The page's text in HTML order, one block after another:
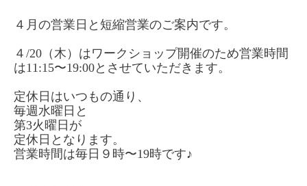
４月の営業日と短縮営業のご案内です。
４/20（木）はワークショップ開催のため営業時間
は11:15〜19:00とさせていただきます。
定休日はいつもの通り、
毎週水曜日と
第3火曜日が
定休日となります。
営業時間は毎日９時〜19時です♪